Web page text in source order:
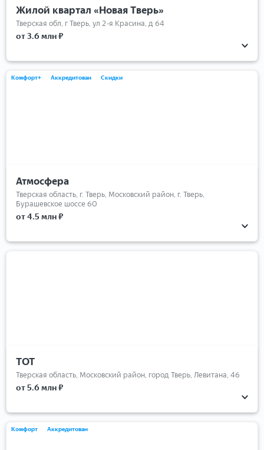
Жилой квартал «Новая Тверь»
Тверская обл, г Тверь, ул 2-я Красина, д 64
от 3.6 млн ₽
Комфорт+ Аккредитован Скидки
Атмосфера
Тверская область, г. Тверь, Московский район, г. Тверь,
Бурашевское шоссе 60
от 4.5 млн ₽
ТОТ
Тверская область, Московский район, город Тверь, Левитана, 46
от 5.6 млн ₽
Комфорт Аккредитован